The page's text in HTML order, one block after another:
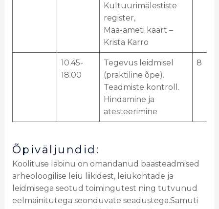
Kultuurimälestiste
register,
Maa-ameti kaart –
Krista Karro
10.45-
18.00
Tegevus leidmisel
(praktiline õpe).
Teadmiste kontroll.
Hindamine ja
atesteerimine
8
Õpiväljundid:
Koolituse läbinu on omandanud baasteadmised
arheoloogilise leiu liikidest, leiukohtade ja
leidmisega seotud toimingutest ning tutvunud
eelmainitutega seonduvate seadustega.Samuti